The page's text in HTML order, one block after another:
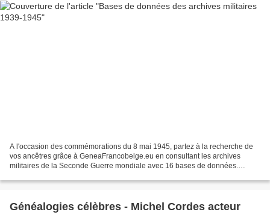
A l'occasion des commémorations du 8 mai 1945, partez à la recherche de
vos ancêtres grâce à GeneaFrancobelge.eu en consultant les archives
militaires de la Seconde Guerre mondiale avec 16 bases de données.
Généalogies célèbres - Michel Cordes acteur